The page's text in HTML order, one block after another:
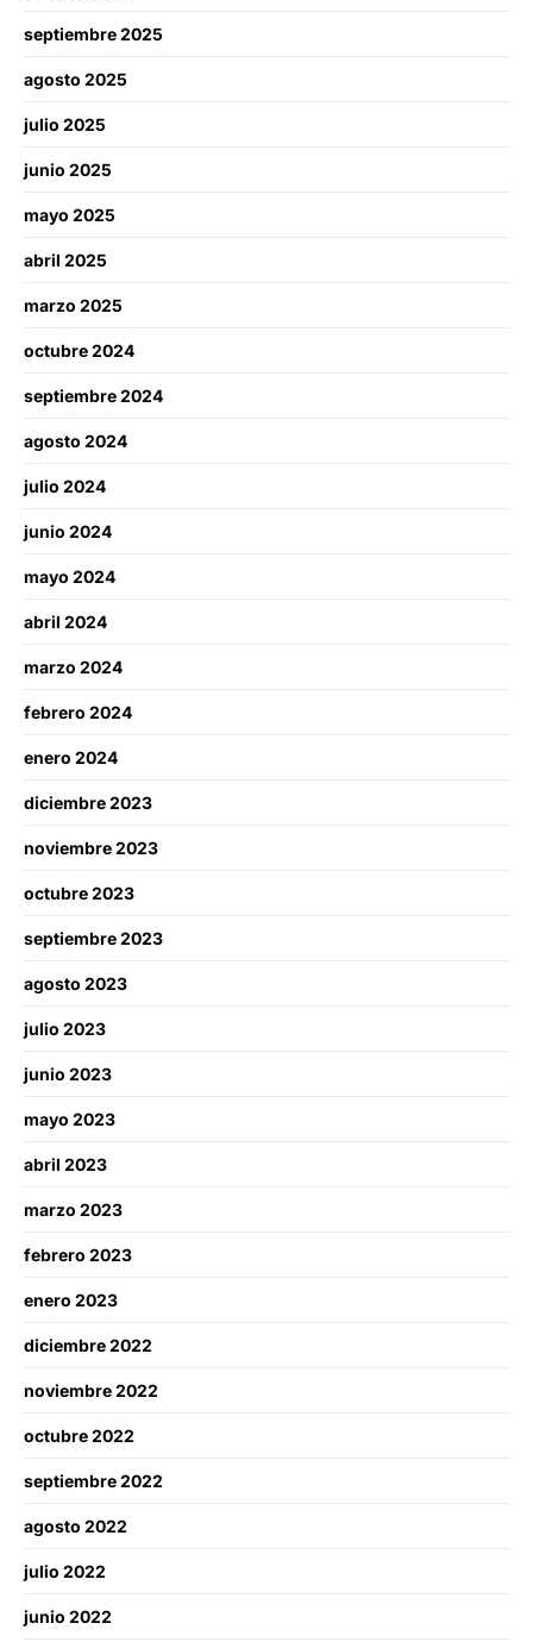
septiembre 2025
agosto 2025
julio 2025
junio 2025
mayo 2025
abril 2025
marzo 2025
octubre 2024
septiembre 2024
agosto 2024
julio 2024
junio 2024
mayo 2024
abril 2024
marzo 2024
febrero 2024
enero 2024
diciembre 2023
noviembre 2023
octubre 2023
septiembre 2023
agosto 2023
julio 2023
junio 2023
mayo 2023
abril 2023
marzo 2023
febrero 2023
enero 2023
diciembre 2022
noviembre 2022
octubre 2022
septiembre 2022
agosto 2022
julio 2022
junio 2022